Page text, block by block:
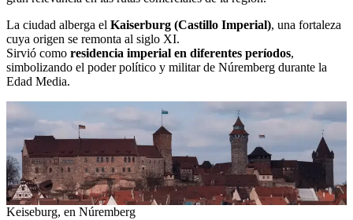
La ciudad alberga el Kaiserburg (Castillo Imperial), una fortaleza
cuya origen se remonta al siglo XI.
Sirvió como residencia imperial en diferentes períodos,
simbolizando el poder político y militar de Núremberg durante la
Edad Media.
Keiseburg, en Núremberg